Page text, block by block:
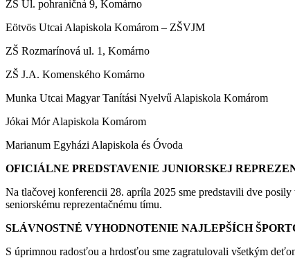
ZŠ Ul. pohraničná 9, Komárno
Eötvös Utcai Alapiskola Komárom – ZŠVJM
ZŠ Rozmarínová ul. 1, Komárno
ZŠ J.A. Komenského Komárno
Munka Utcai Magyar Tanítási Nyelvű Alapiskola Komárom
Jókai Mór Alapiskola Komárom
Marianum Egyházi Alapiskola és Óvoda
OFICIÁLNE PREDSTAVENIE JUNIORSKEJ
Na tlačovej konferencii 28. apríla 2025 sme predstavili dve
seniorskému reprezentačnému tímu.
SLÁVNOSTNÉ VYHODNOTENIE NAJLEPŠÍCH
S úprimnou radosťou a hrdosťou sme zagratulovali všetkým